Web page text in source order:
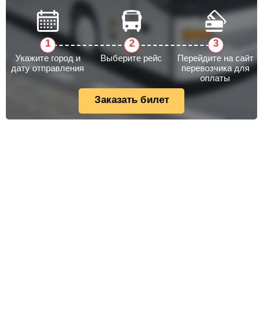
Укажите город и
дату отправления
Выберите рейс
Перейдите на сайт
перевозчика для
оплаты
Заказать билет